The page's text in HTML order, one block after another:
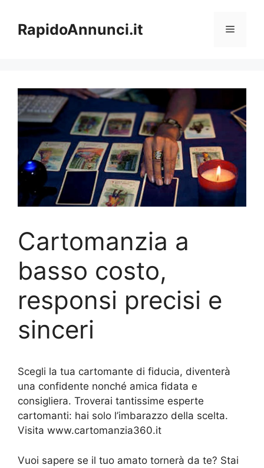
contenuto
RapidoAnnunci.it Menu
Cartomanzia a
basso costo,
responsi precisi e
sinceri
Scegli la tua cartomante di fiducia, diventerà
una confidente nonché amica fidata e
consigliera. Troverai tantissime esperte
cartomanti: hai solo l’imbarazzo della scelta.
Visita www.cartomanzia360.it
Vuoi sapere se il tuo amato tornerà da te? Stai